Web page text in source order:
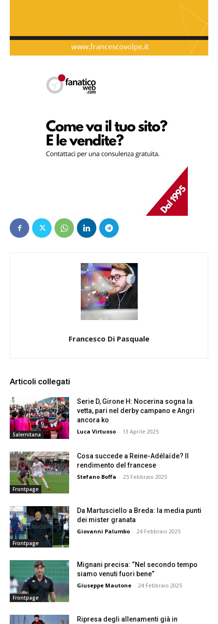
Francesco Di Pasquale
Articoli collegati
Salernitana
Serie D, Girone H: Nocerina sogna la
vetta, pari nel derby campano e Angri
ancora ko
Luca Virtuoso - 13 Aprile 2025
Frontpage
Cosa succede a Reine-Adélaïde? Il
rendimento del francese
Stefano Boffa - 25 Febbraio 2025
Frontpage
Da Martusciello a Breda: la media punti
dei mister granata
Giovanni Palumbo - 24 Febbraio 2025
Frontpage
Mignani precisa: “Nel secondo tempo
siamo venuti fuori bene”
Giuseppe Mautone - 24 Febbraio 2025
Ripresa degli allenamenti già in